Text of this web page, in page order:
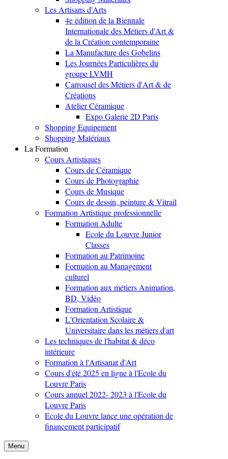
Les Artisans d'Arts
4e édition de la Biennale
Internationale des Métiers d'Art &
de la Création contemporaine
La Manufacture des Gobelins
Les Journées Particulières du
groupe LVMH
Carrousel des Métiers d'Art & de
Créations
Atelier Céramique
Expo Galerie 2D Paris
Shopping Equipement
Shopping Matériaux
La Formation
Cours Artistiques
Cours de Céramique
Cours de Photographie
Cours de Musique
Cours de dessin, peinture & Vitrail
Formation Artistique professionnelle
Formation Adulte
Ecole du Louvre Junior
Classes
Formation au Patrimoine
Formation au Management
culturel
Formation aux métiers Animation,
BD, Vidéo
Formation Artistique
L'Orientation Scolaire &
Universitaire dans les métiers d'art
Les techniques de l'habitat & déco
intérieure
Formation à l'Artisanat d'Art
Cours d'été 2025 en ligne à l'Ecole du
Louvre Paris
Cours annuel 2022- 2023 à l'Ecole du
Louvre Paris
Ecole du Louvre lance une opération de
financement participatif
Menu